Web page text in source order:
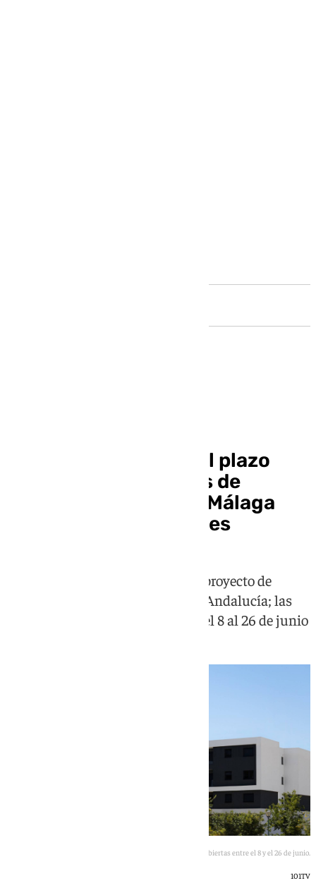
Lagoom Living abre el plazo
para solicitar 91 pisos de
alquiler asequible en Málaga
desde 508 euros al mes
Lanza la segunda fase del mayor proyecto de
vivienda protegida en alquiler de Andalucía; las
inscripciones podrán realizarse del 8 al 26 de junio
Las inscripciones para optar a una de estas viviendas estarán abiertas entre el 8 y el 26 de junio.
101TV